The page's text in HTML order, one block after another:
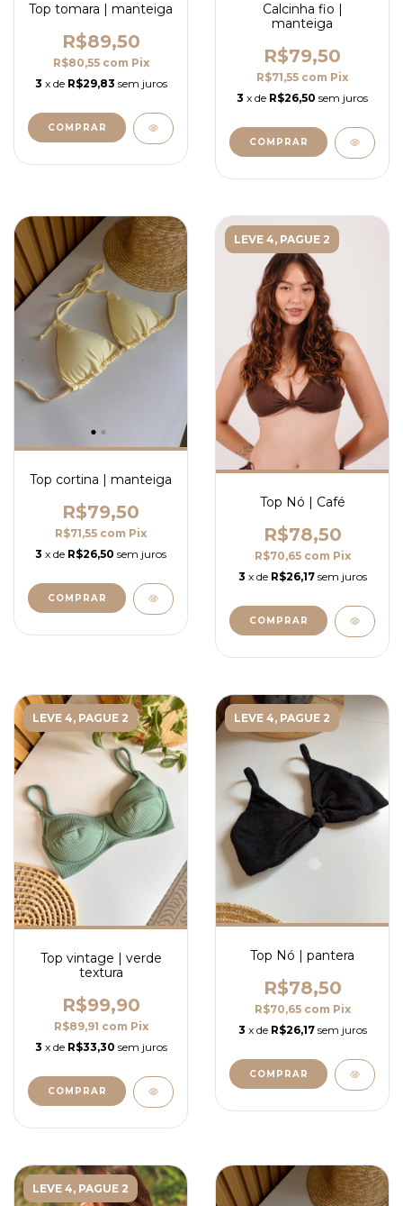
Top tomara | manteiga
R$89,50
R$80,55 com Pix
3 x de R$29,83 sem juros
COMPRAR
Calcinha fio |
manteiga
R$79,50
R$71,55 com Pix
3 x de R$26,50 sem juros
COMPRAR
Top cortina | manteiga
R$79,50
R$71,55 com Pix
3 x de R$26,50 sem juros
COMPRAR
LEVE 4, PAGUE 2
Top Nó | Café
R$78,50
R$70,65 com Pix
3 x de R$26,17 sem juros
COMPRAR
LEVE 4, PAGUE 2
Top vintage | verde
textura
R$99,90
R$89,91 com Pix
3 x de R$33,30 sem juros
COMPRAR
LEVE 4, PAGUE 2
Top Nó | pantera
R$78,50
R$70,65 com Pix
3 x de R$26,17 sem juros
COMPRAR
LEVE 4, PAGUE 2